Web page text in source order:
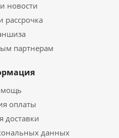
новости
рассрочка
партнерам
оплаты
доставки
данных